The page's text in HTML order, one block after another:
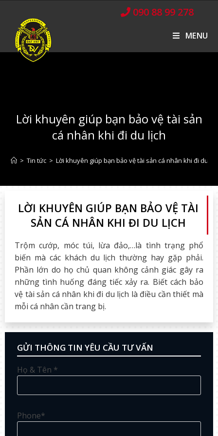
090 88 99 278
MENU
Lời khuyên giúp bạn bảo vệ tài sản
cá nhân khi đi du lịch
> Tin tức > Lời khuyên giúp bạn bảo vệ tài sản cá nhân khi đi du
LỜI KHUYÊN GIÚP BẠN BẢO VỆ TÀI
SẢN CÁ NHÂN KHI ĐI DU LỊCH
Trộm cướp, móc túi, lừa đảo,…là tình trạng phổ
biến mà các khách du lịch thường hay gặp phải.
Phần lớn do họ chủ quan không cảnh giác gây ra
những tình huống đáng tiếc xảy ra. Biết cách bảo
vệ tài sản cá nhân khi đi du lịch là điều cần thiết mà
mỗi cá nhân cần trang bị.
GỬI THÔNG TIN YÊU CẦU TƯ VẤN
Họ & Tên *
Phone*